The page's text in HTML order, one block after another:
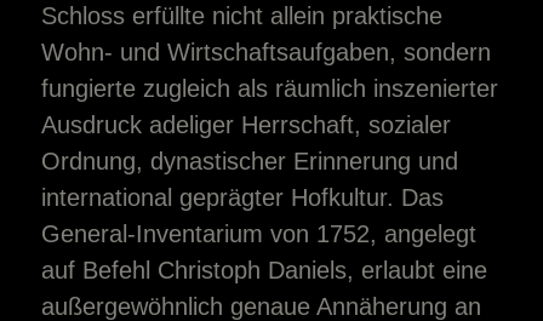
Schloss erfüllte nicht allein praktische
Wohn- und Wirtschaftsaufgaben, sondern
fungierte zugleich als räumlich inszenierter
Ausdruck adeliger Herrschaft, sozialer
Ordnung, dynastischer Erinnerung und
international geprägter Hofkultur. Das
General-Inventarium von 1752, angelegt
auf Befehl Christoph Daniels, erlaubt eine
außergewöhnlich genaue Annäherung an